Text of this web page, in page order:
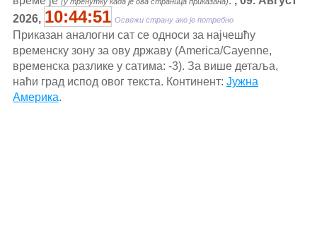
2026, 10:44:51 Освежи страну ако је потребно
Приказан аналогни сат се односи за најчешћу
временску зону за ову државу (America/Cayenne,
временска разлике у сатима: -3). За више детаља,
наћи град испод овог текста. Континент: Јужна
Америка.